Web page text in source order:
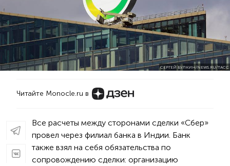
СЕРГЕЙ БУЛКИН/NEWS.RU/TACC
Читайте Monocle.ru в
Все расчеты между сторонами сделки «Сбер»
провел через филиал банка в Индии. Банк
также взял на себя обязательства по
сопровождению сделки: организацию